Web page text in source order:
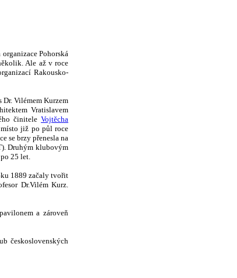
Pohorská
Ale až v roce
Rakousko-
Vilémem Kurzem
Vratislavem
činitele Vojtěcha
již po půl roce
se brzy přenesla na
Druhým klubovým
25 let.
1889 začaly tvořit
Dr.Vilém Kurz.
a zároveň
československých